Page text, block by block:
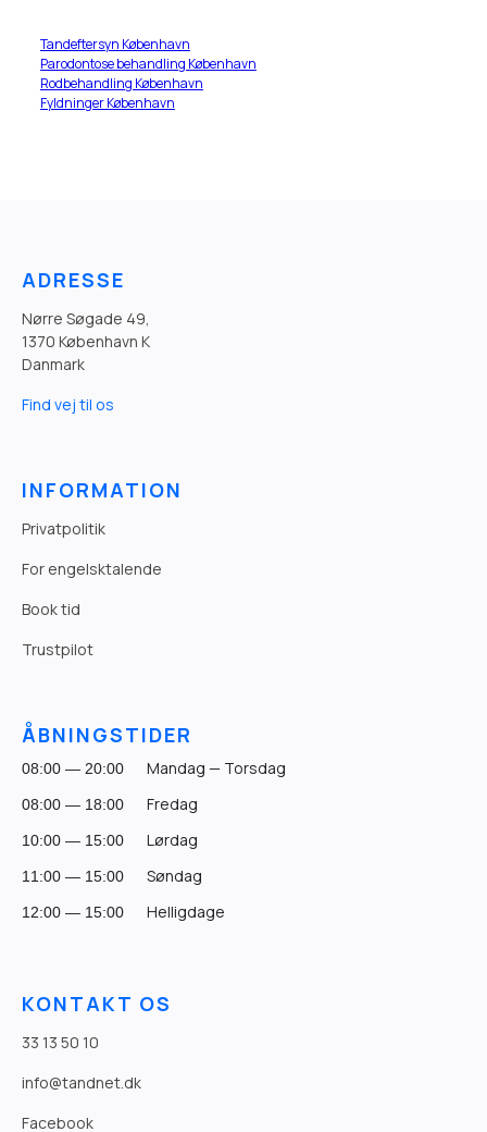
Tandeftersyn København
Parodontose behandling København
Rodbehandling København
Fyldninger København
ADRESSE
Nørre Søgade 49,
1370 København K
Danmark
Find vej til os
INFORMATION
Privatpolitik
For engelsktalende
Book tid
Trustpilot
ÅBNINGSTIDER
Mandag — Torsdag
08:00 — 20:00
Fredag
08:00 — 18:00
Lørdag
10:00 — 15:00
Søndag
11:00 — 15:00
Helligdage
12:00 — 15:00
KONTAKT OS
33 13 50 10
info@tandnet.dk
Facebook